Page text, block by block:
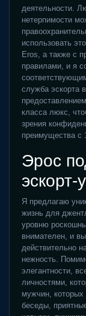
деятельности.
нетерпимости
использовать
Eros, а также с
правилами, и я
служба эскорта
класса люкс,
зрения
преимущества с
Эрос
эскорт-
Я предлагаю
жизнь для
уровню
внимателен, и
действительно
нежность.
элегантности,
личностями,
мужчин,
беседы,